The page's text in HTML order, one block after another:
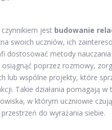
jest budowanie
swoich uczniów, ich
dostosować metody
poprzez rozmowy,
lub wspólne projekty, które
Takie działania pomagają w
w którym uczniowie
do wyrażania siebie.